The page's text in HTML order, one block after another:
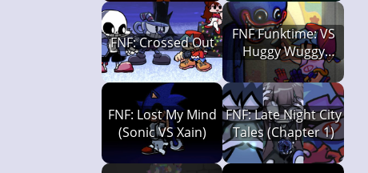
FNF: Crossed Out
FNF Funktime: VS
Huggy Wuggy
(Capítulo 1)
FNF: Lost My Mind
(Sonic VS Xain)
FNF: Late Night City
Tales (Chapter 1)